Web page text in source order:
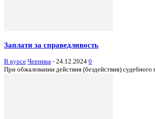
Заплати за справедливость
В курсе Черника - 24.12.2024 0
При обжаловании действия (бездействия)